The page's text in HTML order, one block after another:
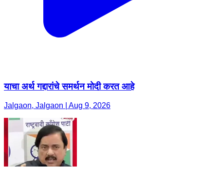
याचा अर्थ गद्दारांचे समर्थन मोदी करत आहे
Jalgaon, Jalgaon | Aug 9, 2026